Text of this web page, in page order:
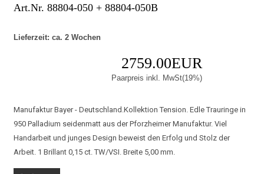
Art.Nr. 88804-050 + 88804-050B
Lieferzeit: ca. 2 Wochen
2759.00EUR
Paarpreis inkl. MwSt(19%)
Manufaktur Bayer - Deutschland.Kollektion Tension. Edle Trauringe in
950 Palladium seidenmatt aus der Pforzheimer Manufaktur. Viel
Handarbeit und junges Design beweist den Erfolg und Stolz der
Arbeit. 1 Brillant 0,15 ct. TW/VSI. Breite 5,00 mm.